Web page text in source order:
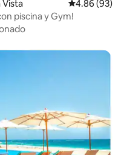
Vista Calificación
4.86 (93)
Ciudad con piscina y Gym!